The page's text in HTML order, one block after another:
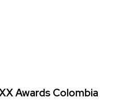
Awards Colombia